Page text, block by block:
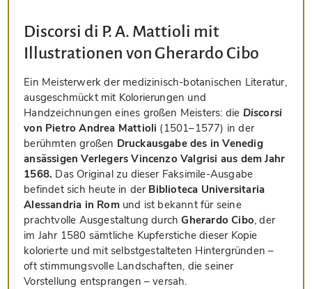
Discorsi di P. A. Mattioli mit
Illustrationen von Gherardo Cibo
Ein Meisterwerk der medizinisch-botanischen Literatur,
ausgeschmückt mit Kolorierungen und
Handzeichnungen eines großen Meisters: die Discorsi
von Pietro Andrea Mattioli (1501–1577) in der
berühmten großen Druckausgabe des in Venedig
ansässigen Verlegers Vincenzo Valgrisi aus dem Jahr
1568. Das Original zu dieser Faksimile-Ausgabe
befindet sich heute in der Biblioteca Universitaria
Alessandria in Romund ist bekannt für seine
prachtvolle Ausgestaltung durchGherardo Cibo, der
im Jahr 1580 sämtliche Kupferstiche dieser Kopie
kolorierte und mit selbstgestalteten Hintergründen –
oft stimmungsvolle Landschaften, die seiner
Vorstellung entsprangen – versah.